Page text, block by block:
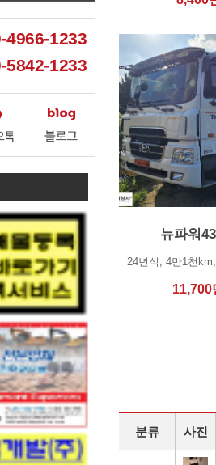
4966-1233
5842-1233
뉴파워
11,700
분류 사진